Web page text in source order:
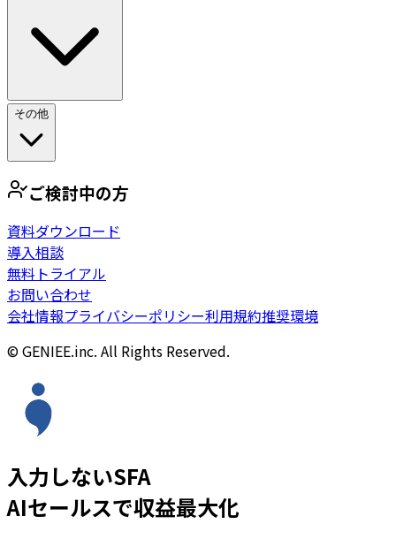
その他
ご検討中の方
資料ダウンロード
導入相談
無料トライアル
お問い合わせ
会社情報プライバシーポリシー利用規約推奨環境
© GENIEE.inc. All Rights Reserved.
入力しないSFA
AIセールスで収益最大化